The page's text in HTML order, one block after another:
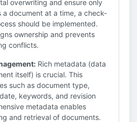
overwriting and ensure only
a document at a time, a check-
should be implemented.
ownership and prevents
conflicts.
Rich metadata (data
itself) is crucial. This
such as document type,
keywords, and revision
metadata enables
and retrieval of documents.